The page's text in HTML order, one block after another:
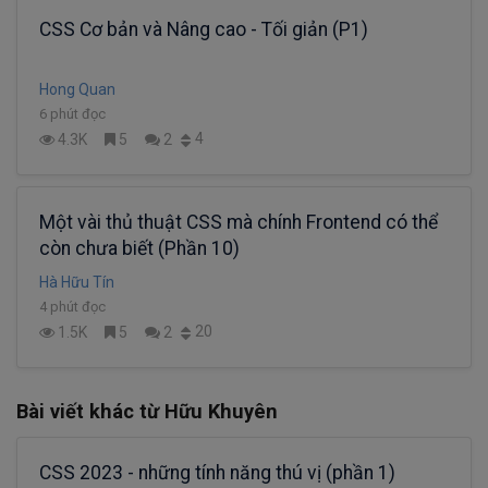
CSS Cơ bản và Nâng cao - Tối giản (P1)
Hong Quan
6 phút đọc
4.3K 5 2 4
Một vài thủ thuật CSS mà chính Frontend có thể
còn chưa biết (Phần 10)
Hà Hữu Tín
4 phút đọc
1.5K 5 2 20
Bài viết khác từ Hữu Khuyên
CSS 2023 - những tính năng thú vị (phần 1)